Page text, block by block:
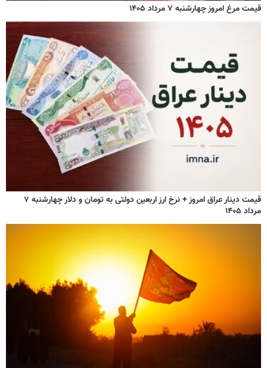
قیمت مرغ امروز چهارشنبه ۷ مرداد ۱۴۰۵
قیمت دینار عراق امروز + نرخ ارز اربعین دولتی به تومان و دلار چهارشنبه ۷
مرداد ۱۴۰۵